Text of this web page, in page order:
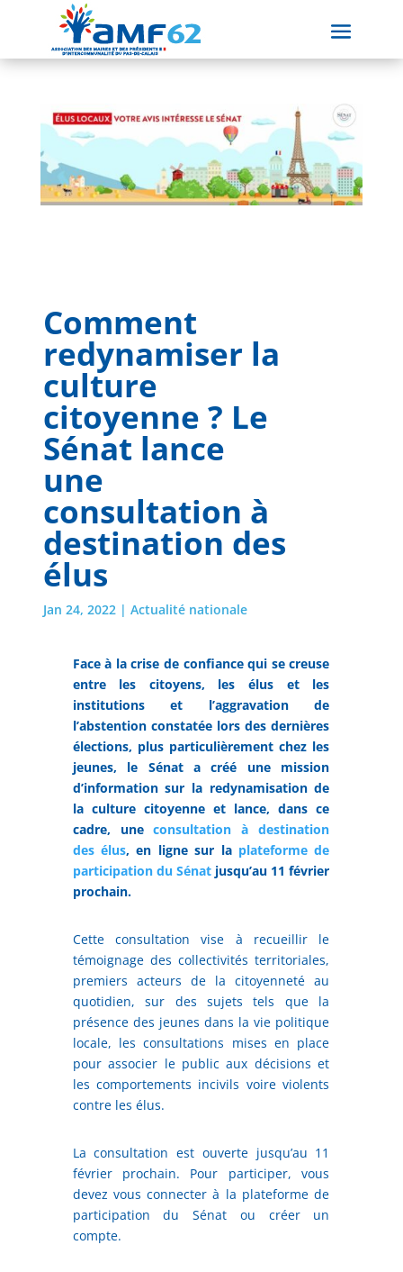
Comment
redynamiser la
culture
citoyenne ? Le
Sénat lance
une
consultation à
destination des
élus
Jan 24, 2022| Actualité nationale
Face à la crise de confiance qui se creuse
entre les citoyens, les élus et les
institutions et l’aggravation de
l’abstention constatée lors des dernières
élections, plus particulièrement chez les
jeunes, le Sénat a créé une mission
d’information sur la redynamisation de
la culture citoyenne et lance, dans ce
cadre, uneconsultation à destination
des élus, en ligne sur la plateforme de
participation du Sénatjusqu’au 11 février
prochain.
Cette consultation vise à recueillir le
témoignage des collectivités territoriales,
premiers acteurs de la citoyenneté au
quotidien, sur des sujets tels que la
présence des jeunes dans la vie politique
locale, les consultations mises en place
pour associer le public aux décisions et
les comportements incivils voire violents
contre les élus.
La consultation est ouverte jusqu’au 11
février prochain. Pour participer, vous
devez vous connecter à la plateforme de
participation du Sénat ou créer un
compte.